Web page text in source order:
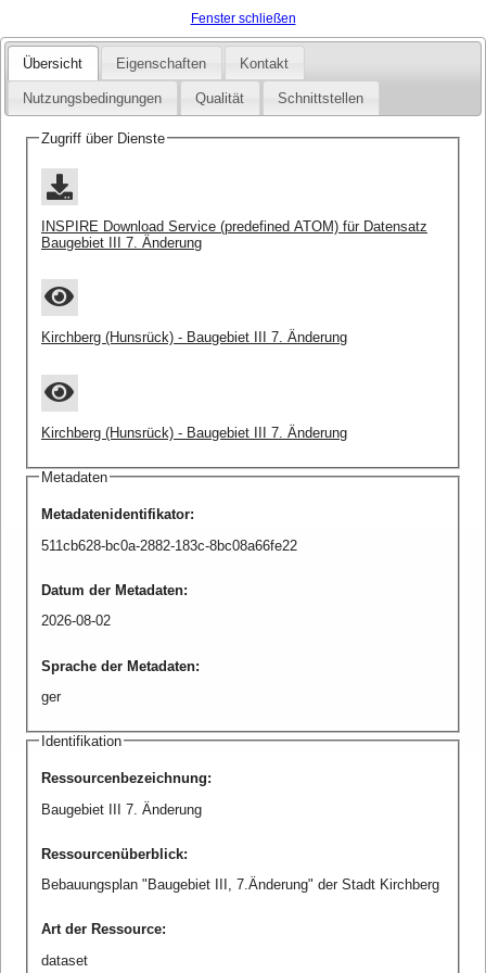
Fenster schließen
Übersicht Eigenschaften Kontakt
Nutzungsbedingungen Qualität Schnittstellen
Zugriff über Dienste
INSPIRE Download Service (predefined ATOM) für Datensatz
Baugebiet III 7. Änderung
Kirchberg (Hunsrück) - Baugebiet III 7. Änderung
Kirchberg (Hunsrück) - Baugebiet III 7. Änderung
Metadaten
Metadatenidentifikator:
511cb628-bc0a-2882-183c-8bc08a66fe22
Datum der Metadaten:
2026-08-02
Sprache der Metadaten:
ger
Identifikation
Ressourcenbezeichnung:
Baugebiet III 7. Änderung
Ressourcenüberblick:
Bebauungsplan "Baugebiet III, 7.Änderung" der Stadt Kirchberg
Art der Ressource:
dataset